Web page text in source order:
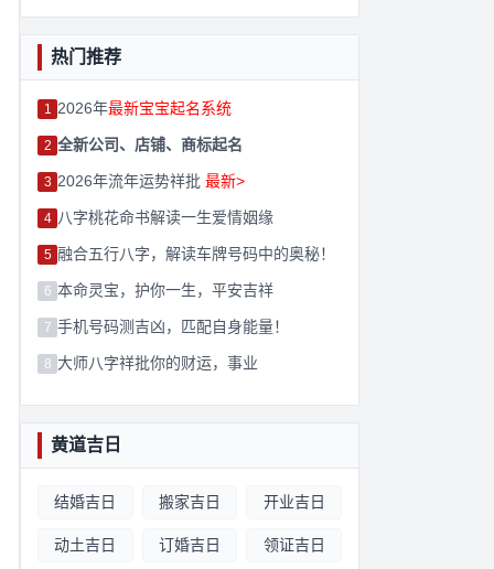
热门推荐
1 2026年最新宝宝起名系统
2 全新公司、店铺、商标起名
3 2026年流年运势祥批 最新>
4 八字桃花命书解读一生爱情姻缘
5 融合五行八字，解读车牌号码中的奥秘！
6 本命灵宝，护你一生，平安吉祥
7 手机号码测吉凶，匹配自身能量！
8 大师八字祥批你的财运，事业
黄道吉日
结婚吉日 搬家吉日 开业吉日
动土吉日 订婚吉日 领证吉日